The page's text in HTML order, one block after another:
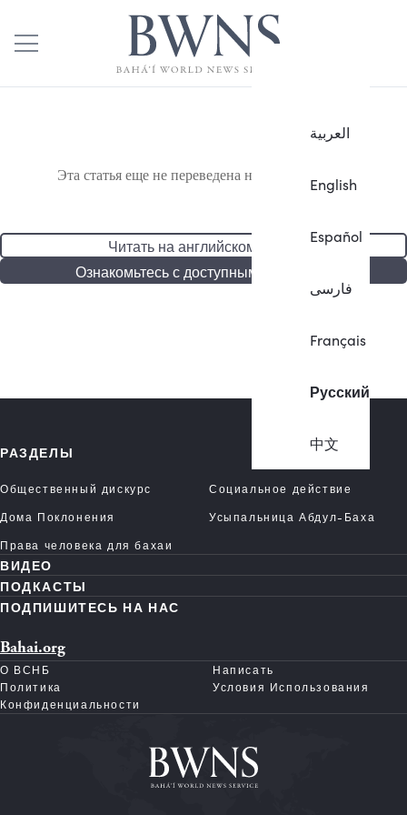
العربية
English
Español
فارسی
Français
Русский
中文
Эта статья еще не переведена на русский язык.
Читать на английском языке
Ознакомьтесь с доступными статьями
РАЗДЕЛЫ
Общественный дискурс
Социальное действие
Дома Поклонения
Усыпальница Абдул-Баха
Права человека для бахаи
ВИДЕО
ПОДКАСТЫ
ПОДПИШИТЕСЬ НА НАС
Bahai.org
О ВСНБ
Написать
Политика
Конфиденциальности
Условия Использования